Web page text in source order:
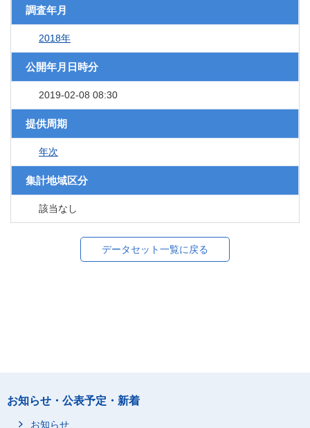
調査年月
2018年
公開年月日時分
2019-02-08 08:30
提供周期
年次
集計地域区分
該当なし
データセット一覧に戻る
お知らせ・公表予定・新着
お知らせ